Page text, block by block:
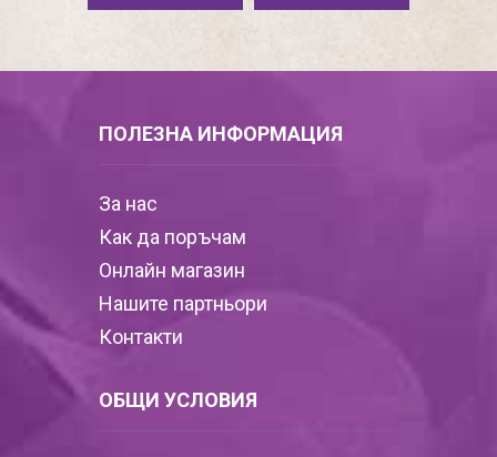
ПОЛЕЗНА ИНФОРМАЦИЯ
За нас
Как да поръчам
Онлайн магазин
Нашите партньори
Контакти
ОБЩИ УСЛОВИЯ